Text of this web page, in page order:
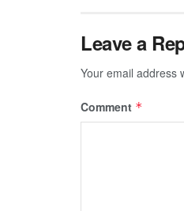
Leave a
Your email address
Comment *